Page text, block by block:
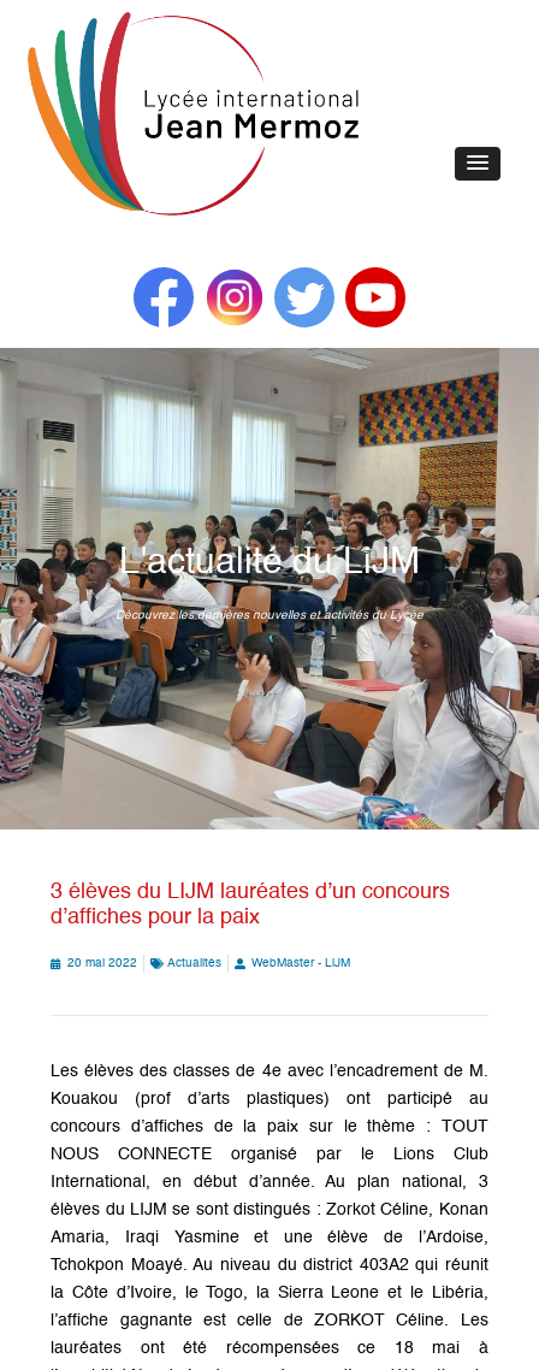
L'actualité du LiJM
Découvrez les dernières nouvelles et activités du Lycée
3 élèves du LIJM lauréates d’un concours
d’affiches pour la paix
20 mai 2022 Actualités WebMaster - LiJM
Les élèves des classes de 4e avec l’encadrement de M.
Kouakou (prof d’arts plastiques) ont participé au
concours d’affiches de la paix sur le thème : TOUT
NOUS CONNECTE organisé par le Lions Club
International, en début d’année. Au plan national, 3
élèves du LIJM se sont distingués : Zorkot Céline, Konan
Amaria, Iraqi Yasmine et une élève de l’Ardoise,
Tchokpon Moayé. Au niveau du district 403A2 qui réunit
la Côte d’Ivoire, le Togo, la Sierra Leone et le Libéria,
l’affiche gagnante est celle de ZORKOT Céline. Les
lauréates ont été récompensées ce 18 mai à